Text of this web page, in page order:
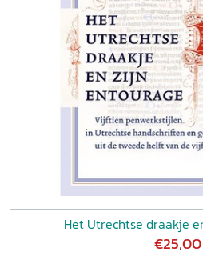
Het Utrechtse draakje
€25,00